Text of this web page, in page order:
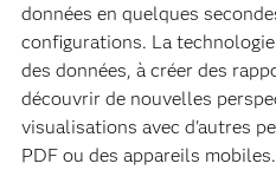
données en quelques
configurations. La
des données, à créer des
découvrir de nouvelles
visualisations avec d'autres
PDF ou des appareils mobiles.